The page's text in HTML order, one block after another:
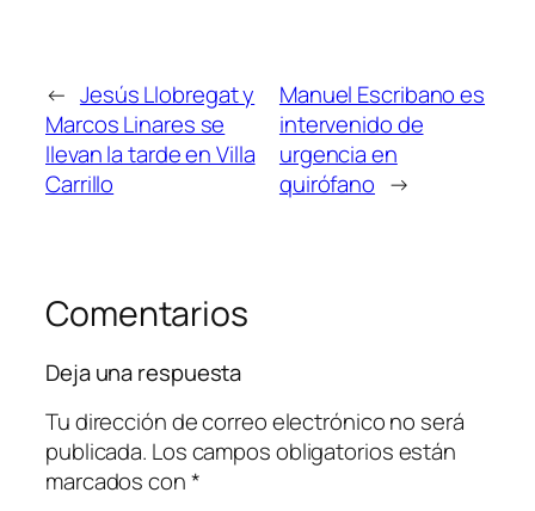
← Jesús Llobregat y
Marcos Linares se
llevan la tarde en Villa
Carrillo
Manuel Escribano es
intervenido de
urgencia en
quirófano →
Comentarios
Deja una respuesta
Tu dirección de correo electrónico no será
publicada. Los campos obligatorios están
marcados con*